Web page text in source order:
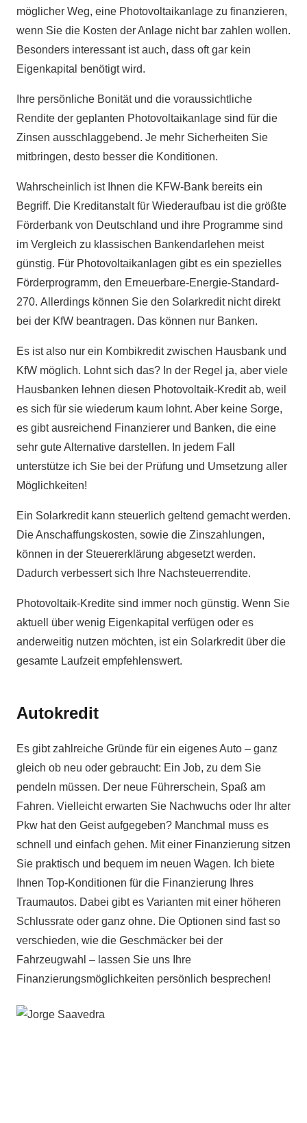
möglicher Weg, eine Photovoltaikanlage zu finanzieren,
wenn Sie die Kosten der Anlage nicht bar zahlen wollen.
Besonders interessant ist auch, dass oft gar kein
Eigenkapital benötigt wird.
Ihre persönliche Bonität und die voraussichtliche
Rendite der geplanten Photovoltaikanlage sind für die
Zinsen ausschlaggebend. Je mehr Sicherheiten Sie
mitbringen, desto besser die Konditionen.
Wahrscheinlich ist Ihnen die KFW-Bank bereits ein
Begriff. Die Kreditanstalt für Wiederaufbau ist die größte
Förderbank von Deutschland und ihre Programme sind
im Vergleich zu klassischen Bankendarlehen meist
günstig. Für Photovoltaikanlagen gibt es ein spezielles
Förderprogramm, den Erneuerbare-Energie-Standard-
270. Allerdings können Sie den Solarkredit nicht direkt
bei der KfW beantragen. Das können nur Banken.
Es ist also nur ein Kombikredit zwischen Hausbank und
KfW möglich. Lohnt sich das? In der Regel ja, aber viele
Hausbanken lehnen diesen Photovoltaik-Kredit ab, weil
es sich für sie wiederum kaum lohnt. Aber keine Sorge,
es gibt ausreichend Finanzierer und Banken, die eine
sehr gute Alternative darstellen. In jedem Fall
unterstütze ich Sie bei der Prüfung und Umsetzung aller
Möglichkeiten!
Ein Solarkredit kann steuerlich geltend gemacht werden.
Die Anschaffungskosten, sowie die Zinszahlungen,
können in der Steuererklärung abgesetzt werden.
Dadurch verbessert sich Ihre Nachsteuerrendite.
Photovoltaik-Kredite sind immer noch günstig. Wenn Sie
aktuell über wenig Eigenkapital verfügen oder es
anderweitig nutzen möchten, ist ein Solarkredit über die
gesamte Laufzeit empfehlenswert.
Autokredit
Es gibt zahlreiche Gründe für ein eigenes Auto – ganz
gleich ob neu oder gebraucht: Ein Job, zu dem Sie
pendeln müssen. Der neue Führerschein, Spaß am
Fahren. Vielleicht erwarten Sie Nachwuchs oder Ihr alter
Pkw hat den Geist aufgegeben? Manchmal muss es
schnell und einfach gehen. Mit einer Finanzierung sitzen
Sie praktisch und bequem im neuen Wagen. Ich biete
Ihnen Top-Konditionen für die Finanzierung Ihres
Traumautos. Dabei gibt es Varianten mit einer höheren
Schlussrate oder ganz ohne. Die Optionen sind fast so
verschieden, wie die Geschmäcker bei der
Fahrzeugwahl – lassen Sie uns Ihre
Finanzierungsmöglichkeiten persönlich besprechen!